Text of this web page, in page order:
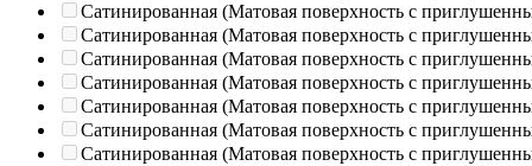
Сатинированная (Матовая поверхность с
Сатинированная (Матовая поверхность с
Сатинированная (Матовая поверхность с
Сатинированная (Матовая поверхность с
Сатинированная (Матовая поверхность с
Сатинированная (Матовая поверхность с
Сатинированная (Матовая поверхность с